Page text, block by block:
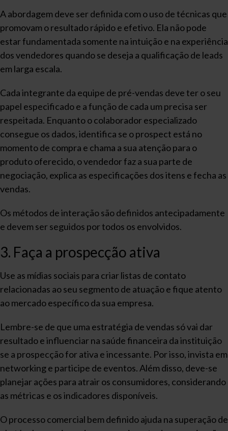
A abordagem deve ser definida com o uso de técnicas que
promovam o resultado rápido e efetivo. Ela não pode
estar fundamentada somente na intuição e na experiência
dos vendedores quando se deseja a qualificação de leads
em larga escala.
Cada integrante da equipe de pré-vendas deve ter o seu
papel especificado e a função de cada um precisa ser
respeitada. Enquanto o colaborador especializado
consegue os dados, identifica se o prospect está no
momento de compra e chama a sua atenção para o
produto oferecido, o vendedor faz a sua parte de
negociação, explica as especificações dos itens e fecha as
vendas.
Os métodos de interação são definidos antecipadamente
e devem ser seguidos por todos os envolvidos.
3. Faça a prospecção ativa
Use as mídias sociais para criar listas de contato
relacionadas ao seu segmento de atuação e fique atento
ao mercado específico da sua empresa.
Lembre-se de que uma estratégia de vendas só vai dar
resultado e influenciar na saúde financeira da instituição
se a prospecção for ativa e incessante. Por isso, invista em
networking e participe de eventos. Além disso, deve-se
planejar ações para atrair os consumidores, considerando
as métricas e os indicadores disponíveis.
O processo comercial bem definido ajuda na superação de